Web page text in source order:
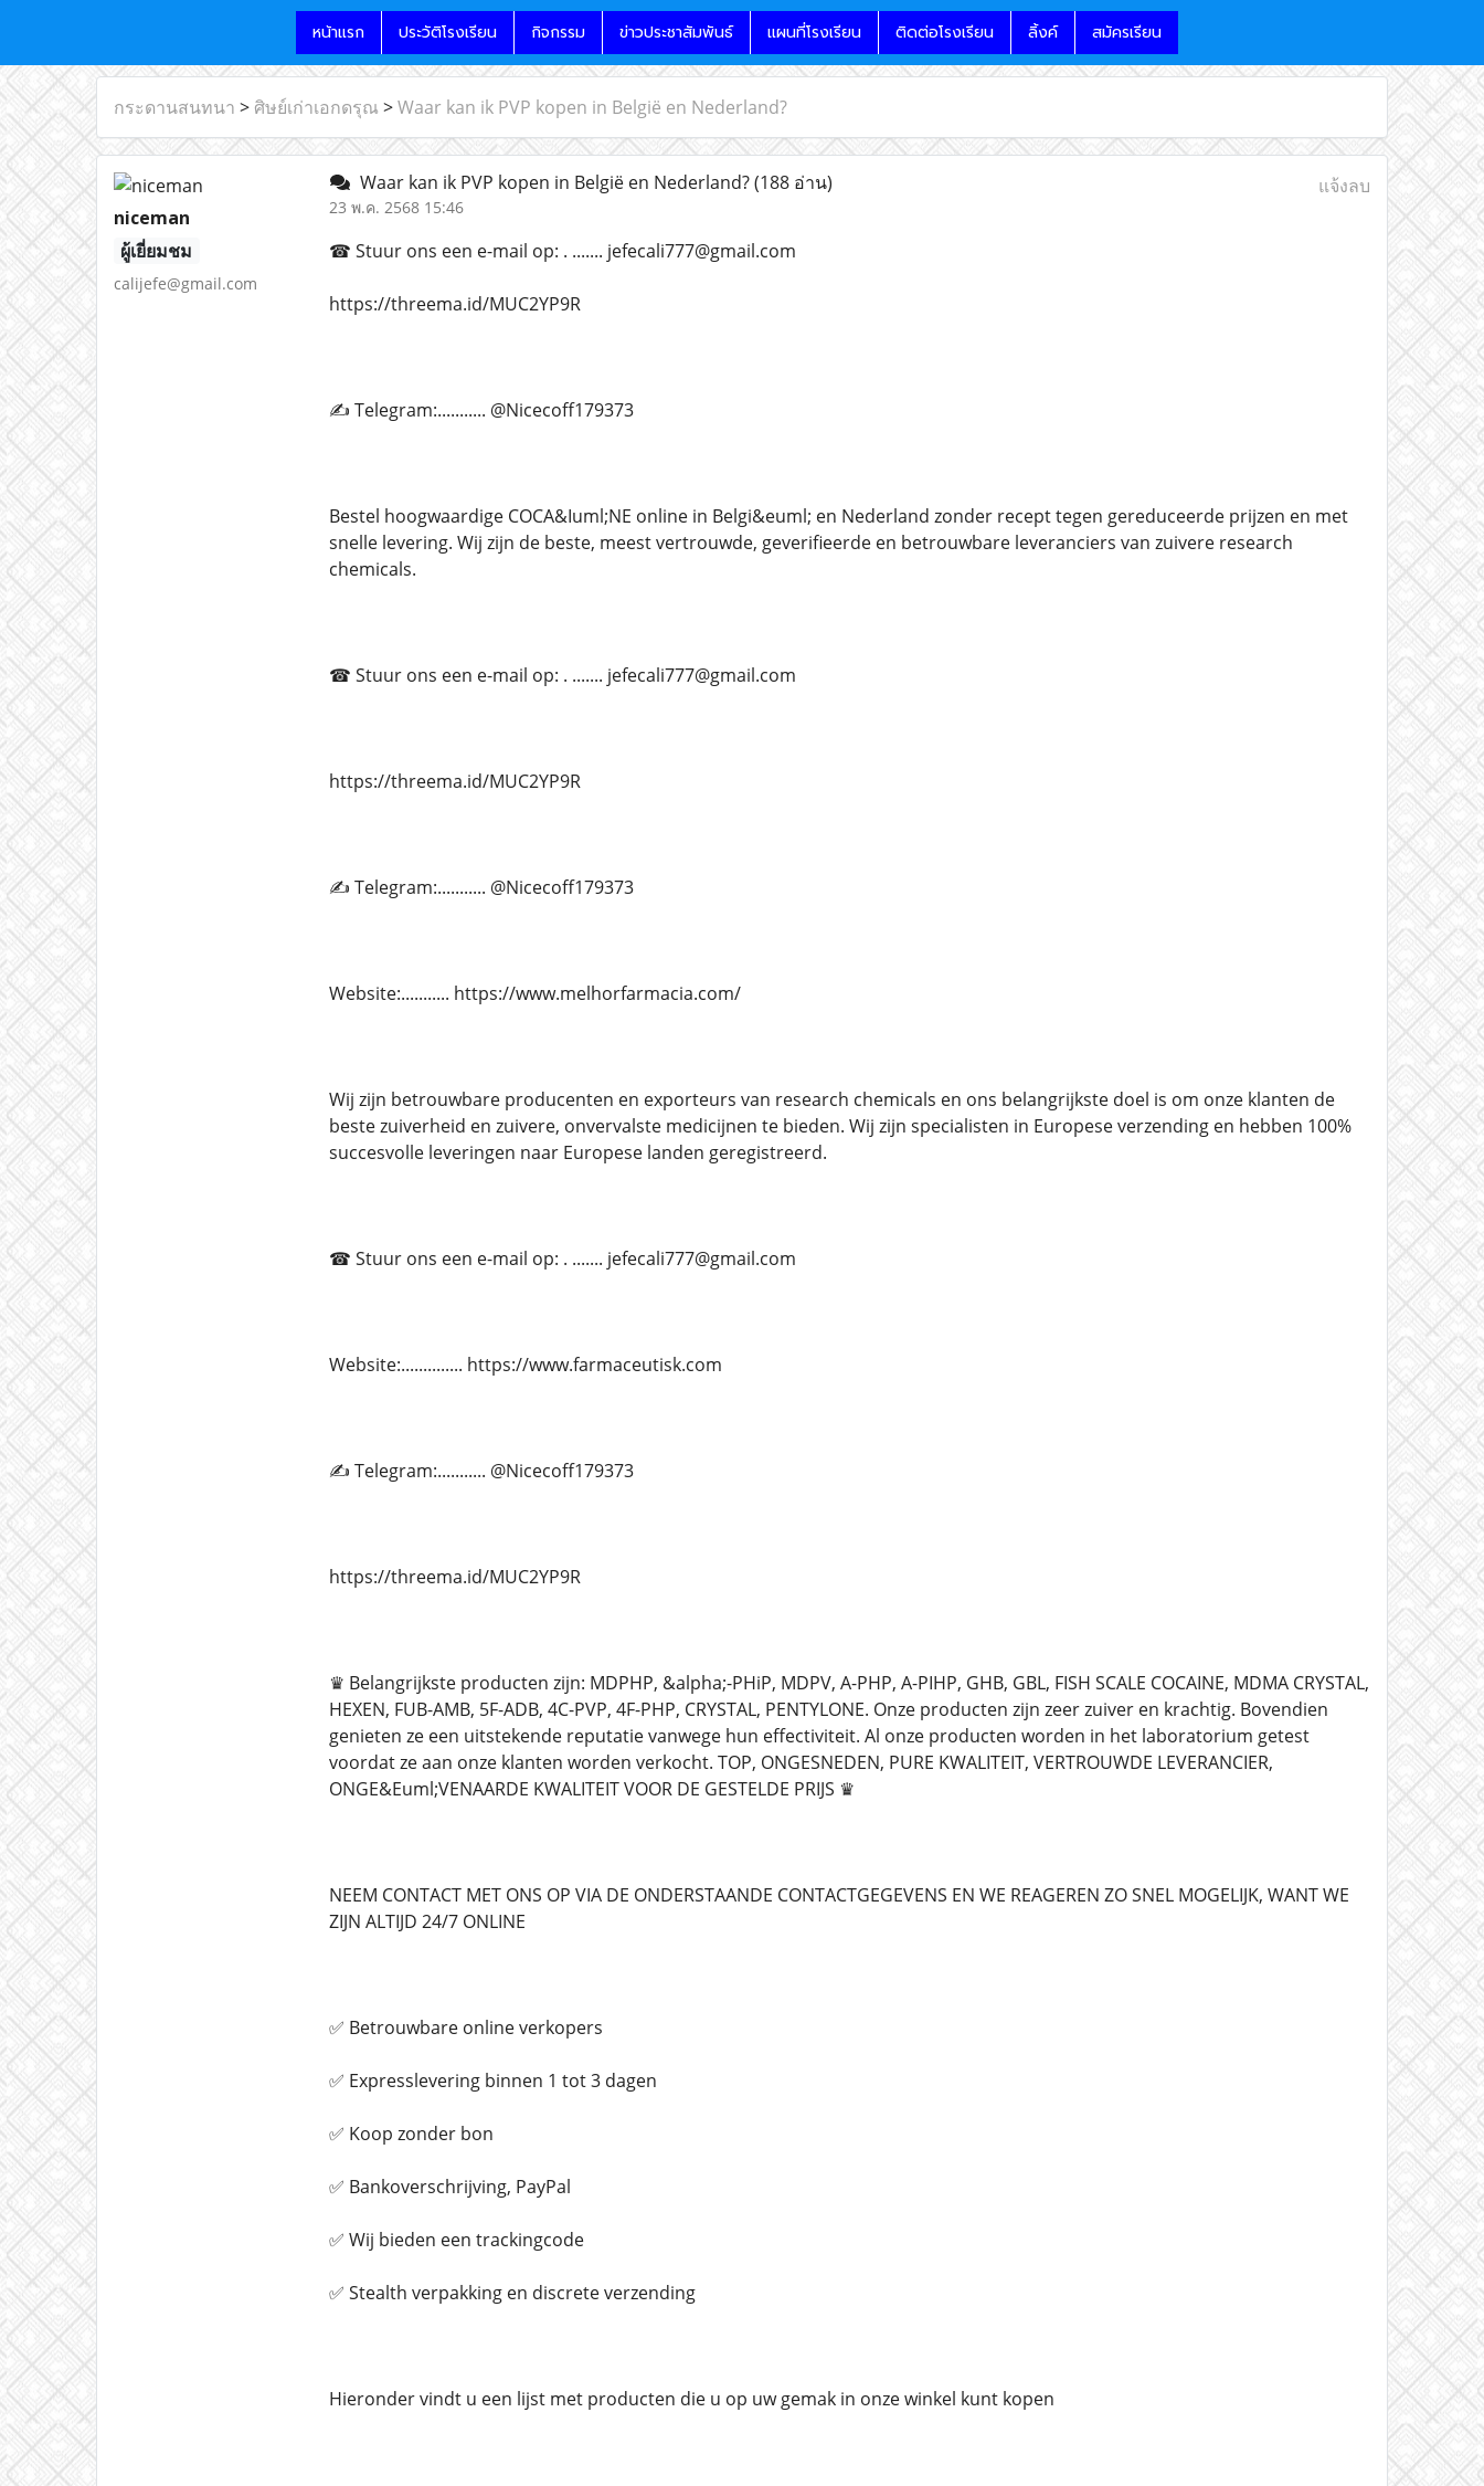
หน้าแรก ประวัติโรงเรียน กิจกรรม ข่าวประชาสัมพันธ์ แผนที่โรงเรียน ติดต่อโรงเรียน ลิ้งค์ สมัครเรียน
กระดานสนทนา > ศิษย์เก่าเอกดรุณ >Waar kan ik PVP kopen in België en Nederland?
niceman
ผู้เยี่ยมชม
calijefe@gmail.com
Waar kan ik PVP kopen in België en Nederland?(188 อ่าน)
23 พ.ค. 2568 15:46
แจ้งลบ
☎ Stuur ons een e-mail op: . ....... jefecali777@gmail.com
https://threema.id/MUC2YP9R
✍ Telegram:........... @Nicecoff179373
Bestel hoogwaardige COCA&Iuml;NE online in Belgi&euml; en Nederland zonder recept tegen gereduceerde prijzen en met
snelle levering. Wij zijn de beste, meest vertrouwde, geverifieerde en betrouwbare leveranciers van zuivere research
chemicals.
☎ Stuur ons een e-mail op: . ....... jefecali777@gmail.com
https://threema.id/MUC2YP9R
✍ Telegram:........... @Nicecoff179373
Website:........... https://www.melhorfarmacia.com/
Wij zijn betrouwbare producenten en exporteurs van research chemicals en ons belangrijkste doel is om onze klanten de
beste zuiverheid en zuivere, onvervalste medicijnen te bieden. Wij zijn specialisten in Europese verzending en hebben 100%
succesvolle leveringen naar Europese landen geregistreerd.
☎ Stuur ons een e-mail op: . ....... jefecali777@gmail.com
Website:.............. https://www.farmaceutisk.com
✍ Telegram:........... @Nicecoff179373
https://threema.id/MUC2YP9R
♛ Belangrijkste producten zijn: MDPHP, &alpha;-PHiP, MDPV, A-PHP, A-PIHP, GHB, GBL, FISH SCALE COCAINE, MDMA CRYSTAL,
HEXEN, FUB-AMB, 5F-ADB, 4C-PVP, 4F-PHP, CRYSTAL, PENTYLONE. Onze producten zijn zeer zuiver en krachtig. Bovendien
genieten ze een uitstekende reputatie vanwege hun effectiviteit. Al onze producten worden in het laboratorium getest
voordat ze aan onze klanten worden verkocht. TOP, ONGESNEDEN, PURE KWALITEIT, VERTROUWDE LEVERANCIER,
ONGE&Euml;VENAARDE KWALITEIT VOOR DE GESTELDE PRIJS ♛
NEEM CONTACT MET ONS OP VIA DE ONDERSTAANDE CONTACTGEGEVENS EN WE REAGEREN ZO SNEL MOGELIJK, WANT WE
ZIJN ALTIJD 24/7 ONLINE
✅ Betrouwbare online verkopers
✅ Expresslevering binnen 1 tot 3 dagen
✅ Koop zonder bon
✅ Bankoverschrijving, PayPal
✅ Wij bieden een trackingcode
✅ Stealth verpakking en discrete verzending
Hieronder vindt u een lijst met producten die u op uw gemak in onze winkel kunt kopen